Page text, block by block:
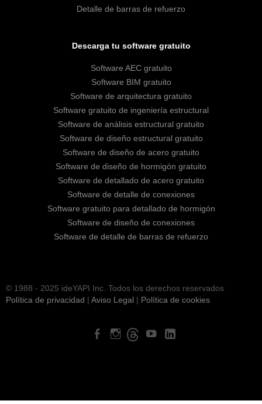
Detalle de barras de refuerzo
Descarga tu software gratuito
Software AEC gratuito
Software BIM gratuito
Software de arquitectura gratuito
Software gratuito de ingeniería estructural
Software de análisis estructural gratuito
Software de diseño estructural gratuito
Software de diseño de acero gratuito
Software de diseño de hormigón gratuito
Software de detallado de acero gratuito
Software de detalle de conexiones
Software gratuito para detallado de hormigón
Software de diseño de conexiones
Software de detalle de barras de refuerzo
© 1988 - 2025 ideYAPI Inc. Todos los derechos reservados
Política de privacidad | Aviso Legal | Política de cookies